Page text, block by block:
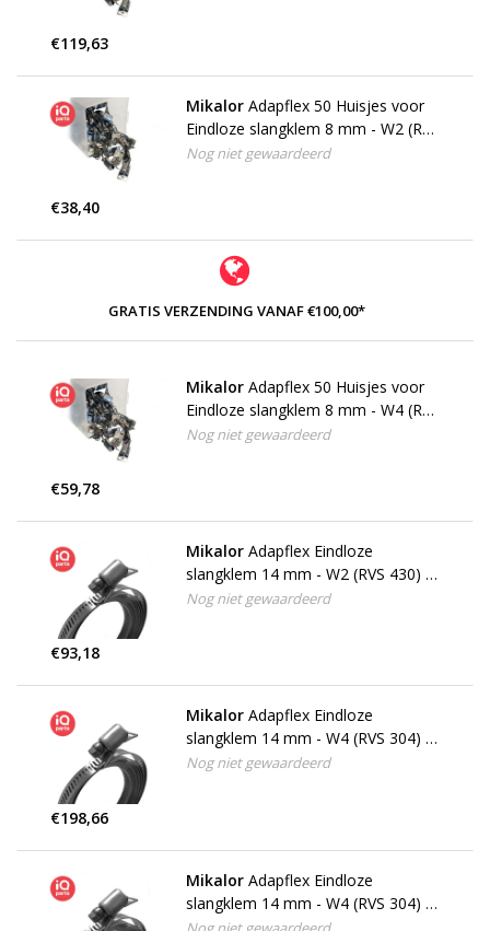
€119,63
Mikalor Adapflex 50 Huisjes voor
Eindloze slangklem 8 mm - W2 (RVS
430)
Nog niet gewaardeerd
€38,40
GRATIS VERZENDING VANAF €100,00*
Mikalor Adapflex 50 Huisjes voor
Eindloze slangklem 8 mm - W4 (RVS
304)
Nog niet gewaardeerd
€59,78
Mikalor Adapflex Eindloze
slangklem 14 mm - W2 (RVS 430) -
25 meter
Nog niet gewaardeerd
€93,18
Mikalor Adapflex Eindloze
slangklem 14 mm - W4 (RVS 304) -
25 meter
Nog niet gewaardeerd
€198,66
Mikalor Adapflex Eindloze
slangklem 14 mm - W4 (RVS 304) -
3 meter - 6 huisjes